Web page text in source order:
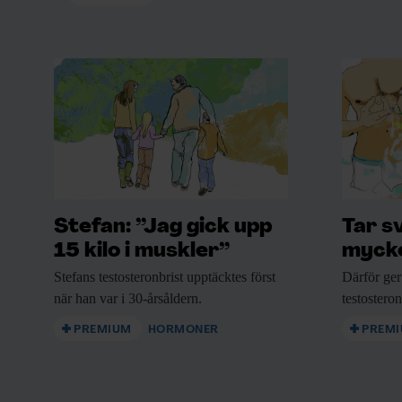
Den kommande rättegången är viktig,
åt anhöriga till de numera avlidna
KUNSKAP BASERAD PÅ VETENSKAP
Prenumerera på Forskning
Framsteg!
Inlogg tillfof.se
•
Stefan: ”Jag gick upp
15 kilo i muskler”
Stefans testosteronbrist upptäcktes först
när han var i 30-årsåldern.
PREMIUM HORMONER
Tar
Därför